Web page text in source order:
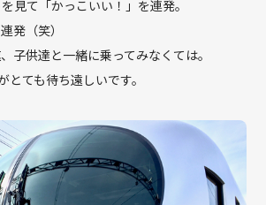
見て「かっこいい！」を連発。
発（笑）
子供達と一緒に乗ってみなくては。
ても待ち遠しいです。